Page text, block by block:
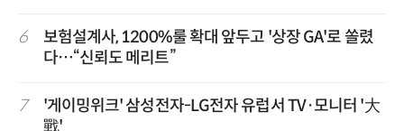
6
보험설계사, 1200%룰 확대 앞두고 '상장 GA'로 쏠렸
다…“신뢰도 메리트”
7
'게이밍위크' 삼성전자-LG전자 유럽서 TV·모니터 '大
戰'